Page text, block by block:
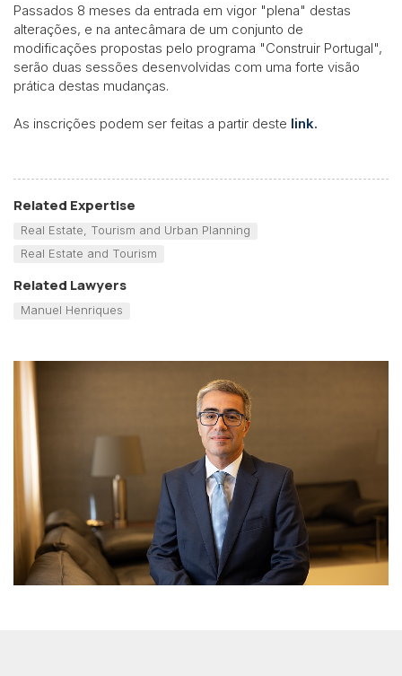
Passados 8 meses da entrada em vigor "plena" destas
alterações, e na antecâmara de um conjunto de
modificações propostas pelo programa "Construir Portugal",
serão duas sessões desenvolvidas com uma forte visão
prática destas mudanças.
As inscrições podem ser feitas a partir deste link.
Related Expertise
Real Estate, Tourism and Urban Planning
Real Estate and Tourism
Related Lawyers
Manuel Henriques